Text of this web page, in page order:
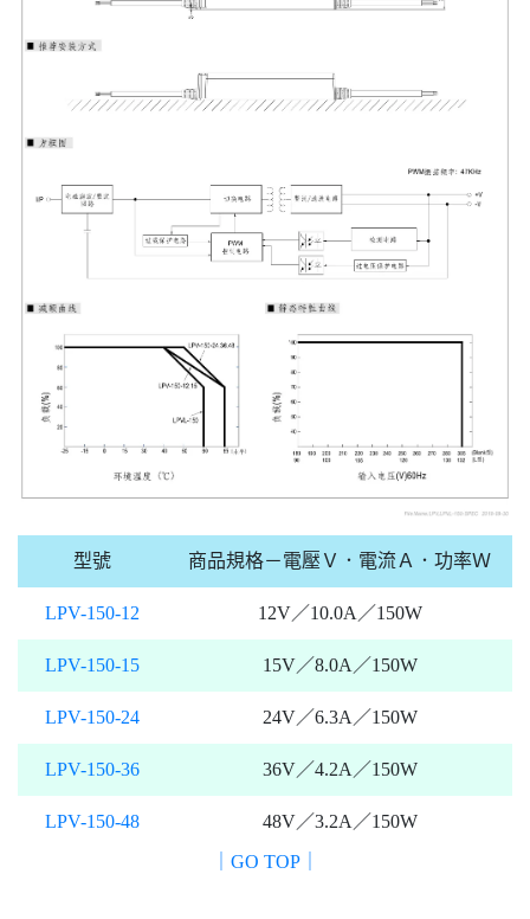
型號 商品規格－電壓Ｖ．電流Ａ．功率Ｗ
LPV-150-12 12V／10.0A／150W
LPV-150-15 15V／8.0A／150W
LPV-150-24 24V／6.3A／150W
LPV-150-36 36V／4.2A／150W
LPV-150-48
48V／3.2A／150W
｜GO TOP｜